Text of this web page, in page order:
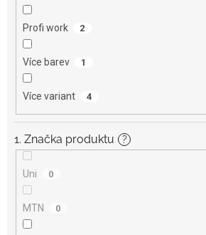
Profi work 2
Více barev 1
Více variant 4
1. Značka produktu ?
Uni 0
MTN 0